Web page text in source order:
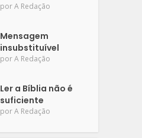
porA Redação
Mensagem
insubstituível
porA Redação
Ler a Bíblia não é
suficiente
porA Redação